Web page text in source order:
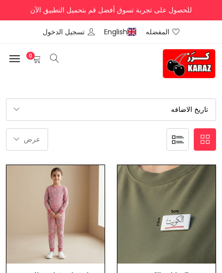
للحصول على تجربة تسوق أفضل قم بتحميل التطبيق الآن
المفضله English تسجيل الدخول
0